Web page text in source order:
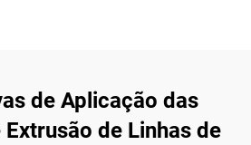
de Aplicação das
de Linhas de